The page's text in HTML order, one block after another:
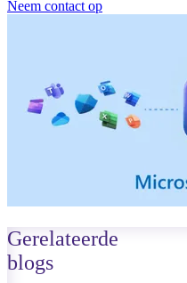
Neem contact op
Gerelateerde
blogs